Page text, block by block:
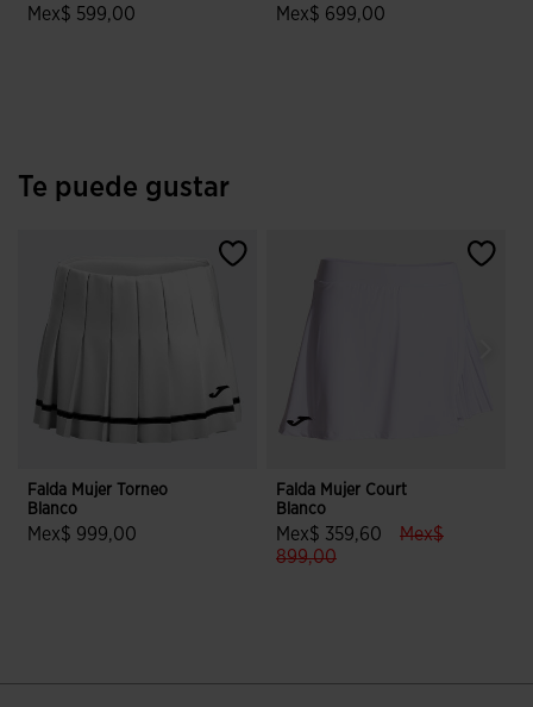
Mex$ 599,00 Mex$ 699,00
Te puede gustar
Falda Mujer Torneo
Blanco
Mex$ 999,00
3.5 sobre 5 de valoración de clientes
Falda Mujer Court
Blanco
Mex$ 359,60
Mex$
899,00label.price.to